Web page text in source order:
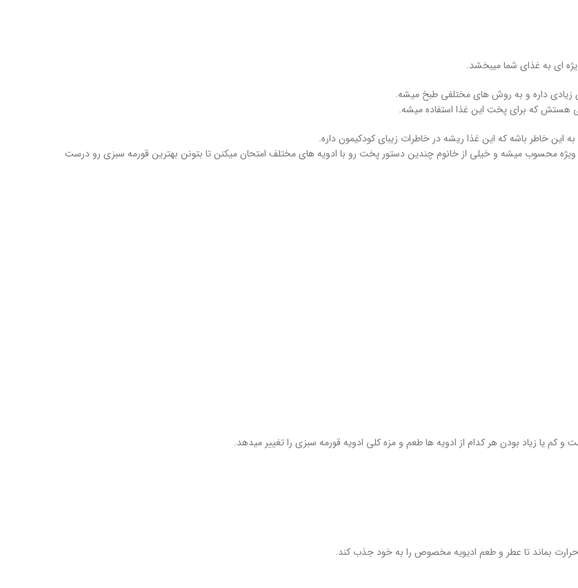
ای به غذای شما میبخشد.
زیادی داره و به روش های مختلفی طبخ میشه.
هستش که برای پخت این غذا استفاده میشه.
این خاطر باشه که این غذا ریشه در خاطرات زیبای کودکیمون داره.
محسوب میشه و خیلی از خانوم چندین دستور پخت رو با ادویه های مختلف امتحان میکنن تا بتونن بهترین قورمه سبزی رو درست
کم یا زیاد بودن هر کدام از ادویه ها طعم و مزه کلی ادویه قورمه سبزی را تغییر میدهد.